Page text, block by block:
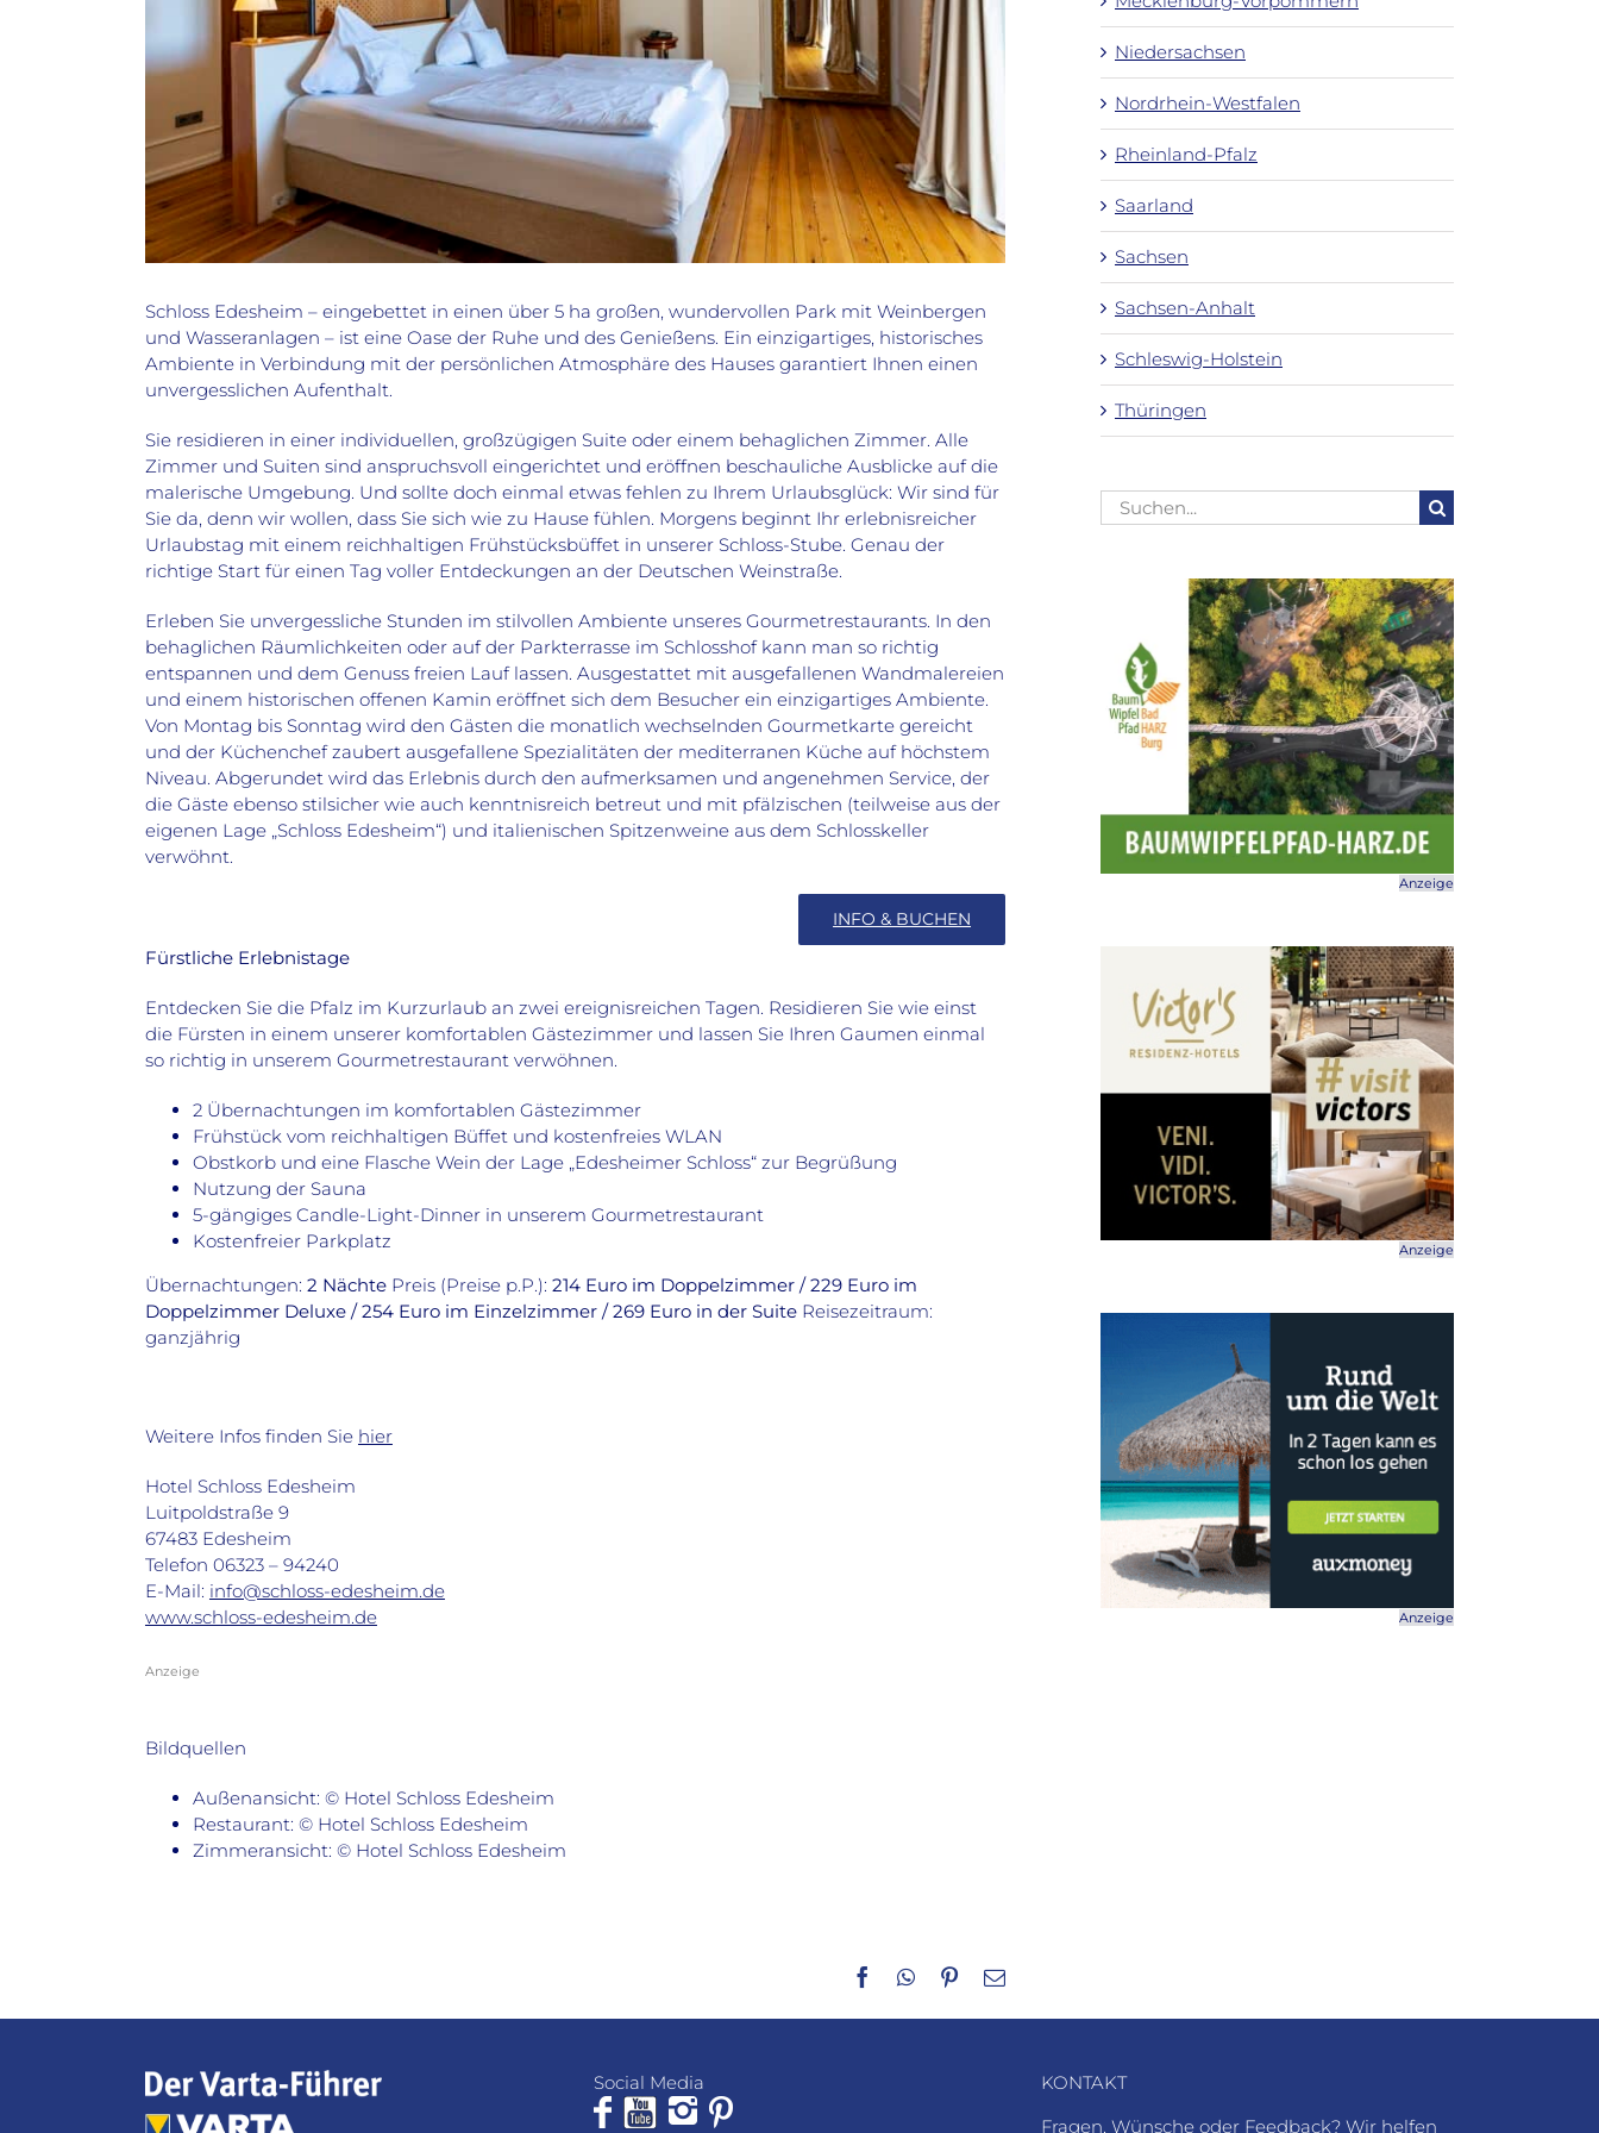
Schloss Edesheim – eingebettet in einen über 5 ha großen, wundervollen Park mit Weinbergen
und Wasseranlagen – ist eine Oase der Ruhe und des Genießens. Ein einzigartiges, historisches
Ambiente in Verbindung mit der persönlichen Atmosphäre des Hauses garantiert Ihnen einen
unvergesslichen Aufenthalt.
Sie residieren in einer individuellen, großzügigen Suite oder einem behaglichen Zimmer. Alle
Zimmer und Suiten sind anspruchsvoll eingerichtet und eröffnen beschauliche Ausblicke auf die
malerische Umgebung. Und sollte doch einmal etwas fehlen zu Ihrem Urlaubsglück: Wir sind für
Sie da, denn wir wollen, dass Sie sich wie zu Hause fühlen. Morgens beginnt Ihr erlebnisreicher
Urlaubstag mit einem reichhaltigen Frühstücksbüffet in unserer Schloss-Stube. Genau der
richtige Start für einen Tag voller Entdeckungen an der Deutschen Weinstraße.
Erleben Sie unvergessliche Stunden im stilvollen Ambiente unseres Gourmetrestaurants. In den
behaglichen Räumlichkeiten oder auf der Parkterrasse im Schlosshof kann man so richtig
entspannen und dem Genuss freien Lauf lassen. Ausgestattet mit ausgefallenen Wandmalereien
und einem historischen offenen Kamin eröffnet sich dem Besucher ein einzigartiges Ambiente.
Von Montag bis Sonntag wird den Gästen die monatlich wechselnden Gourmetkarte gereicht
und der Küchenchef zaubert ausgefallene Spezialitäten der mediterranen Küche auf höchstem
Niveau. Abgerundet wird das Erlebnis durch den aufmerksamen und angenehmen Service, der
die Gäste ebenso stilsicher wie auch kenntnisreich betreut und mit pfälzischen (teilweise aus der
eigenen Lage „Schloss Edesheim“) und italienischen Spitzenweine aus dem Schlosskeller
verwöhnt.
INFO & BUCHEN
Fürstliche Erlebnistage
Entdecken Sie die Pfalz im Kurzurlaub an zwei ereignisreichen Tagen. Residieren Sie wie einst
die Fürsten in einem unserer komfortablen Gästezimmer und lassen Sie Ihren Gaumen einmal
so richtig in unserem Gourmetrestaurant verwöhnen.
2 Übernachtungen im komfortablen Gästezimmer
Frühstück vom reichhaltigen Büffet und kostenfreies WLAN
Obstkorb und eine Flasche Wein der Lage „Edesheimer Schloss“ zur Begrüßung
Nutzung der Sauna
5-gängiges Candle-Light-Dinner in unserem Gourmetrestaurant
Kostenfreier Parkplatz
Übernachtungen: 2 NächtePreis (Preise p.P.): 214 Euro im Doppelzimmer / 229 Euro im
Doppelzimmer Deluxe / 254 Euro im Einzelzimmer / 269 Euro in der SuiteReisezeitraum:
ganzjährig
Weitere Infos finden Sie hier
Hotel Schloss Edesheim
Luitpoldstraße 9
67483 Edesheim
Telefon 06323 – 94240
E-Mail: info@schloss-edesheim.de
www.schloss-edesheim.de
Anzeige
Bildquellen
Außenansicht: © Hotel Schloss Edesheim
Restaurant: © Hotel Schloss Edesheim
Zimmeransicht: © Hotel Schloss Edesheim
Facebook
WhatsApp
Pinterest
E-
Niedersachsen
Nordrhein-Westfalen
Rheinland-Pfalz
Saarland
Sachsen
Sachsen-Anhalt
Schleswig-Holstein
Thüringen
Suche
nach:
Anzeige
Anzeige
Anzeige
Social Media
KONTAKT
Fragen, Wünsche oder Feedback? Wir helfen